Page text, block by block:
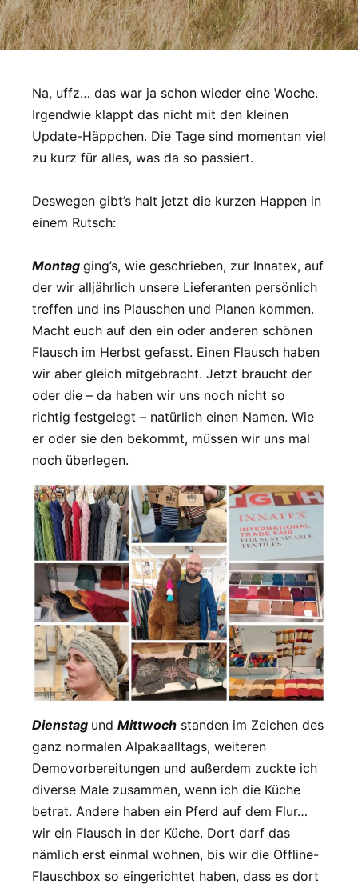
Na, uffz… das war ja schon wieder eine Woche.
Irgendwie klappt das nicht mit den kleinen
Update-Häppchen. Die Tage sind momentan viel
zu kurz für alles, was da so passiert.
Deswegen gibt’s halt jetzt die kurzen Happen in
einem Rutsch:
Montag ging’s, wie geschrieben, zur Innatex, auf
der wir alljährlich unsere Lieferanten persönlich
treffen und ins Plauschen und Planen kommen.
Macht euch auf den ein oder anderen schönen
Flausch im Herbst gefasst. Einen Flausch haben
wir aber gleich mitgebracht. Jetzt braucht der
oder die – da haben wir uns noch nicht so
richtig festgelegt – natürlich einen Namen. Wie
er oder sie den bekommt, müssen wir uns mal
noch überlegen.
Dienstag und Mittwoch standen im Zeichen des
ganz normalen Alpakaalltags, weiteren
Demovorbereitungen und außerdem zuckte ich
diverse Male zusammen, wenn ich die Küche
betrat. Andere haben ein Pferd auf dem Flur…
wir ein Flausch in der Küche. Dort darf das
nämlich erst einmal wohnen, bis wir die Offline-
Flauschbox so eingerichtet haben, dass es dort